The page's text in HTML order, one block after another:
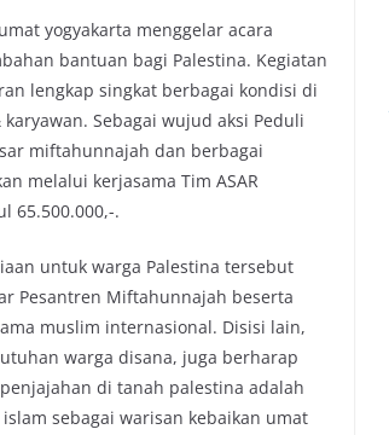
yogyakarta menggelar acara
bantuan bagi Palestina. Kegiatan
lengkap singkat berbagai kondisi di
Sebagai wujud aksi Peduli
miftahunnajah dan berbagai
melalui kerjasama Tim ASAR
65.500.000,-.
untuk warga Palestina tersebut
Pesantren Miftahunnajah beserta
muslim internasional. Disisi lain,
warga disana, juga berharap
di tanah palestina adalah
sebagai warisan kebaikan umat